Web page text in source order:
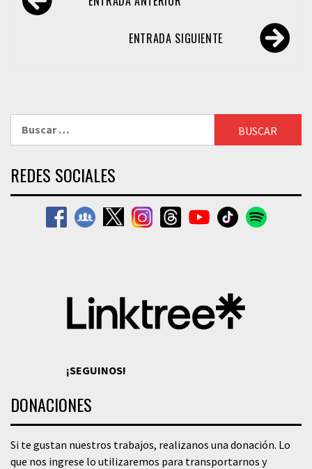
de
ENTRADA SIGUIENTE
REDES SOCIALES
¡SEGUINOS!
DONACIONES
Si te gustan nuestros trabajos, realizanos una donación. Lo
que nos ingrese lo utilizaremos para transportarnos y